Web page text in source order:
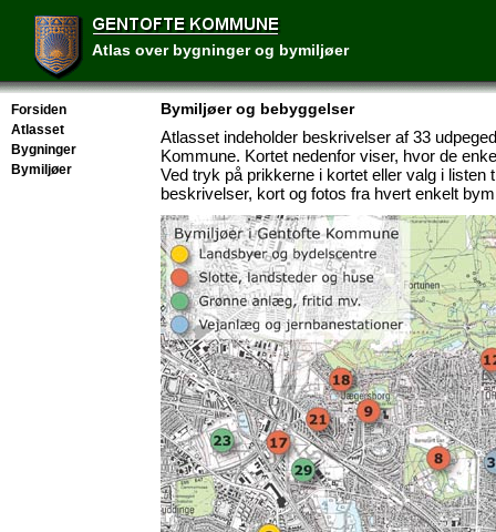
Forsiden
Atlasset
Bygninger
Bymiljøer
Bymiljøer og bebyggelser
Atlasset indeholder beskrivelser af 33
Kommune. Kortet nedenfor viser, hvor de
Ved tryk på prikkerne i kortet eller valg i listen
beskrivelser, kort og fotos fra hvert enkelt
Atlas over bygninger og bymiljøer